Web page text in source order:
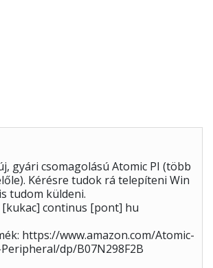
gyári csomagolású Atomic PI (több
Kérésre tudok rá telepíteni Win
tudom küldeni.
[kukac] continus [pont] hu
https://www.amazon.com/Atomic-
dp/B07N298F2B